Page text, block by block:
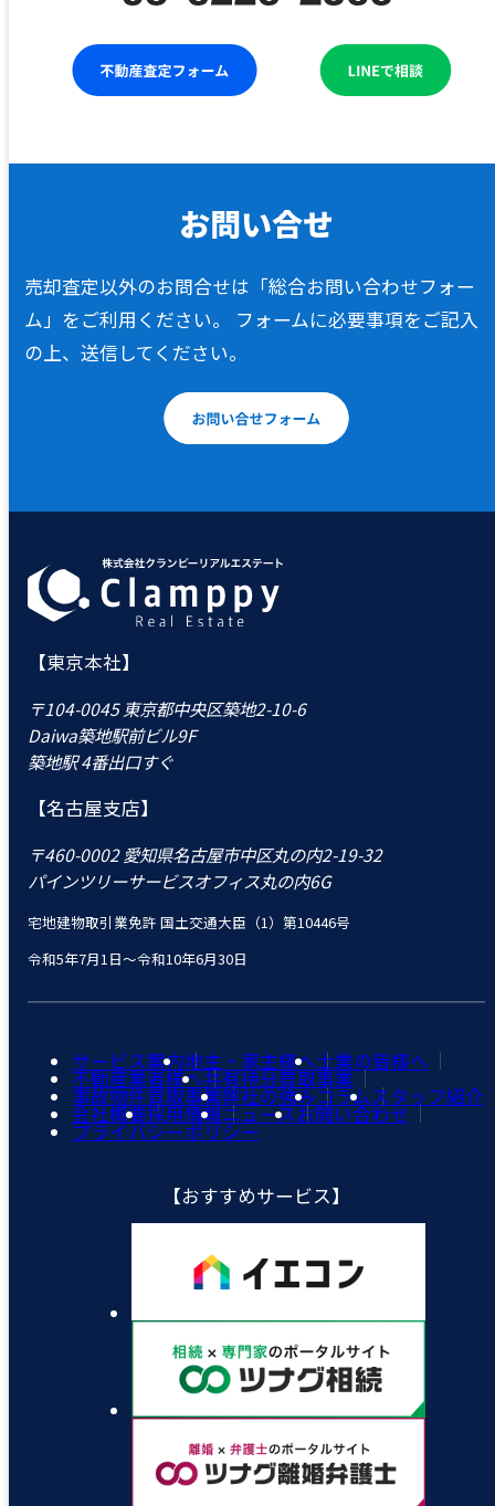
売却査定以外のお問合せは「総合お問い合わせフォー
ム」をご利用ください。
フォームに必要事項をご記入
の上、送信してください。
【東京本社】
〒104-0045 東京都中央区築地2-10-6
Daiwa築地駅前ビル9F
築地駅 4番出口すぐ
【名古屋支店】
〒460-0002 愛知県名古屋市中区丸の内2-19-32
パインツリーサービスオフィス丸の内6G
宅地建物取引業免許 国土交通大臣（1）第10446号
令和5年7月1日～令和10年6月30日
サービス案内地主・家主様へ士業の皆様へ
不動産業者様へ共有持分買取事業
事故物件買取事業弊社の強みコラムスタッフ紹介
会社概要採用情報ニュースお問い合わせ
プライバシーポリシー
【おすすめサービス】